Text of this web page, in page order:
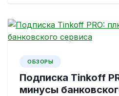
ОБЗОРЫ
Подписка Tinkoff
минусы